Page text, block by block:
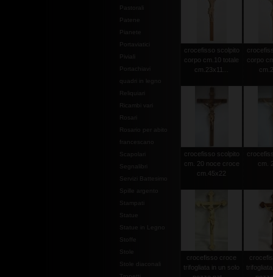
Pastorali
Patene
Pianete
Portaviatici
Piviali
Portachiavi
quadri in legno
Reliquiari
Ricambi vari
Rosari
Rosario per abito
francescano
Scapolari
Segnalibri
Servizi Battesimo
Spille argento
Stampati
Statue
Statue in Legno
Stoffe
Stole
Stole diaconali
crocefisso scolpito
corpo cm.10 totale
cm.23x11...
corpo
crocefisso scolpito
cm. 20 noce croce
cm.45x22
cm.
crocefisso croce
trifogliata in un solo